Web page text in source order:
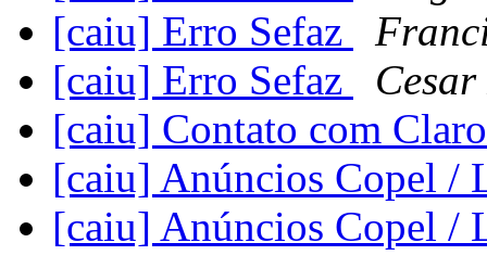
[caiu] Erro Sefaz
[caiu] Erro Sefaz
[caiu] Contato com
[caiu] Anúncios Copel /
[caiu] Anúncios Copel /